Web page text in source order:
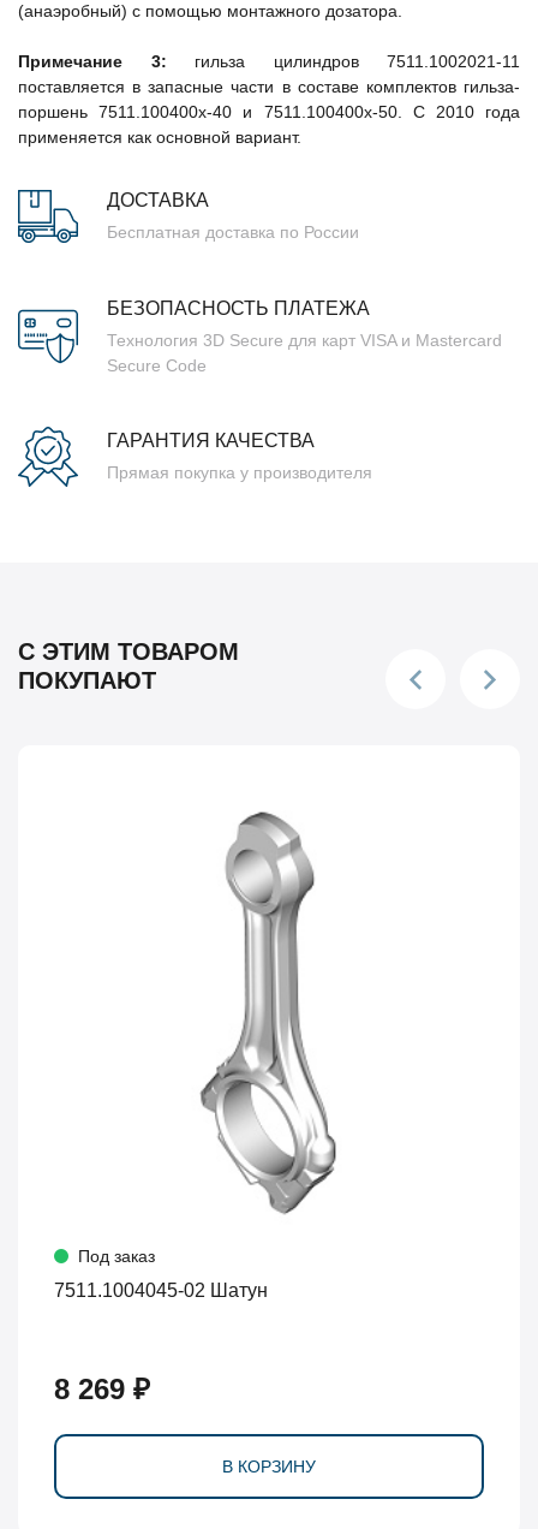
(анаэробный) с помощью монтажного дозатора.
Примечание 3: гильза цилиндров 7511.1002021-11
поставляется в запасные части в составе комплектов гильза-
поршень 7511.100400х-40 и 7511.100400х-50. С 2010 года
применяется как основной вариант.
ДОСТАВКА
Бесплатная доставка по России
БЕЗОПАСНОСТЬ ПЛАТЕЖА
Технология 3D Secure для карт VISA и Mastercard
Secure Code
ГАРАНТИЯ КАЧЕСТВА
Прямая покупка у производителя
С ЭТИМ ТОВАРОМ
ПОКУПАЮТ
Под заказ
7511.1004045-02 Шатун
8 269 ₽
В КОРЗИНУ